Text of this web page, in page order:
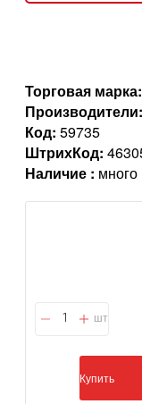
Торговая марка:
Производители:
Код: 59735
ШтрихКод:
Наличие : много
шт
Купить